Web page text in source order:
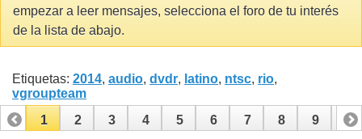
empezar a leer mensajes, selecciona el foro de tu interés
de la lista de abajo.
Etiquetas: 2014, audio, dvdr, latino, ntsc, rio,
vgroupteam
1
2 3 4 5 6 7 8 9 10